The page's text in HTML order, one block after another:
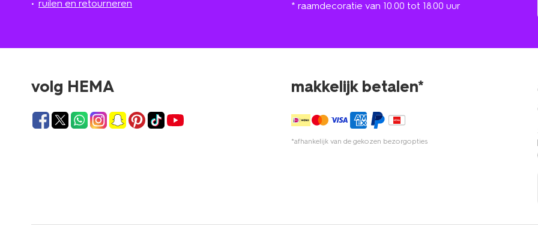
ruilen en retourneren
* raamdecoratie van 10.00 tot 18.00 uur
volg HEMA makkelijk betalen*
*afhankelijk van de gekozen bezorgopties